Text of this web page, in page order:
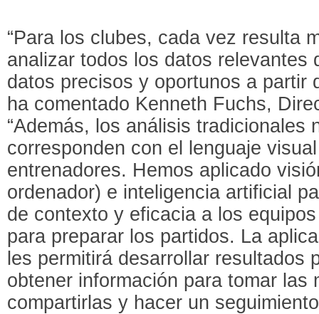
“Para los clubes, cada vez resulta
analizar todos los datos relevantes
datos precisos y oportunos a partir
ha comentado Kenneth Fuchs,
“Además, los análisis tradicionales
corresponden con el lenguaje
entrenadores. Hemos aplicado
ordenador) e inteligencia artificial
de contexto y eficacia a los
para preparar los partidos. La
les permitirá desarrollar resultados
obtener información para tomar las
compartirlas y hacer un